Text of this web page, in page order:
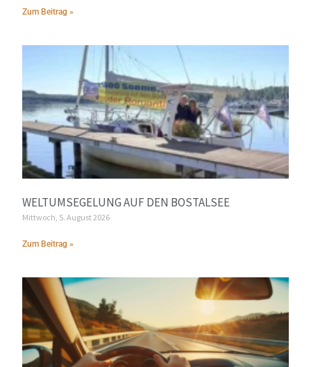
Zum Beitrag »
WELTUMSEGELUNG AUF DEN BOSTALSEE
Mittwoch, 5. August 2026
Zum Beitrag »